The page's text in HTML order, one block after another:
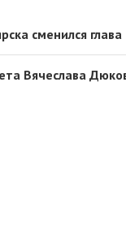
сменился глава
Вячеслава